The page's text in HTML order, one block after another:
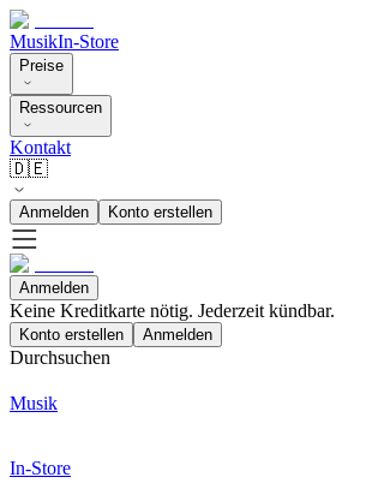
MusikIn-Store
Preise
Ressourcen
Kontakt
🇩🇪
Anmelden Konto erstellen
Anmelden
Keine Kreditkarte nötig. Jederzeit kündbar.
Konto erstellen Anmelden
Durchsuchen
Musik
In-Store